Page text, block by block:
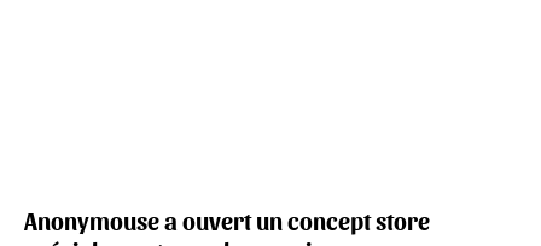
Anonymouse a ouvert un concept store